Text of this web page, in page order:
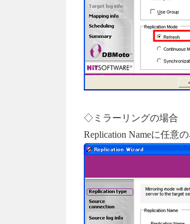
◇ミラーリングの場合
Replication Nameに任意